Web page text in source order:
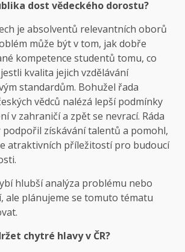
dost vědeckého dorostu?
je absolventů relevantních oborů
může být v tom, jak dobře
kompetence studentů tomu, co
kvalita jejich vzdělávání
standardům. Bohužel řada
vědců nalézá lepší podmínky
v zahraničí a zpět se nevrací. Ráda
podpořil získávání talentů a pomohl,
atraktivních příležitostí pro budoucí
hlubší analýza problému nebo
ale plánujeme se tomuto tématu
chytré hlavy v ČR?